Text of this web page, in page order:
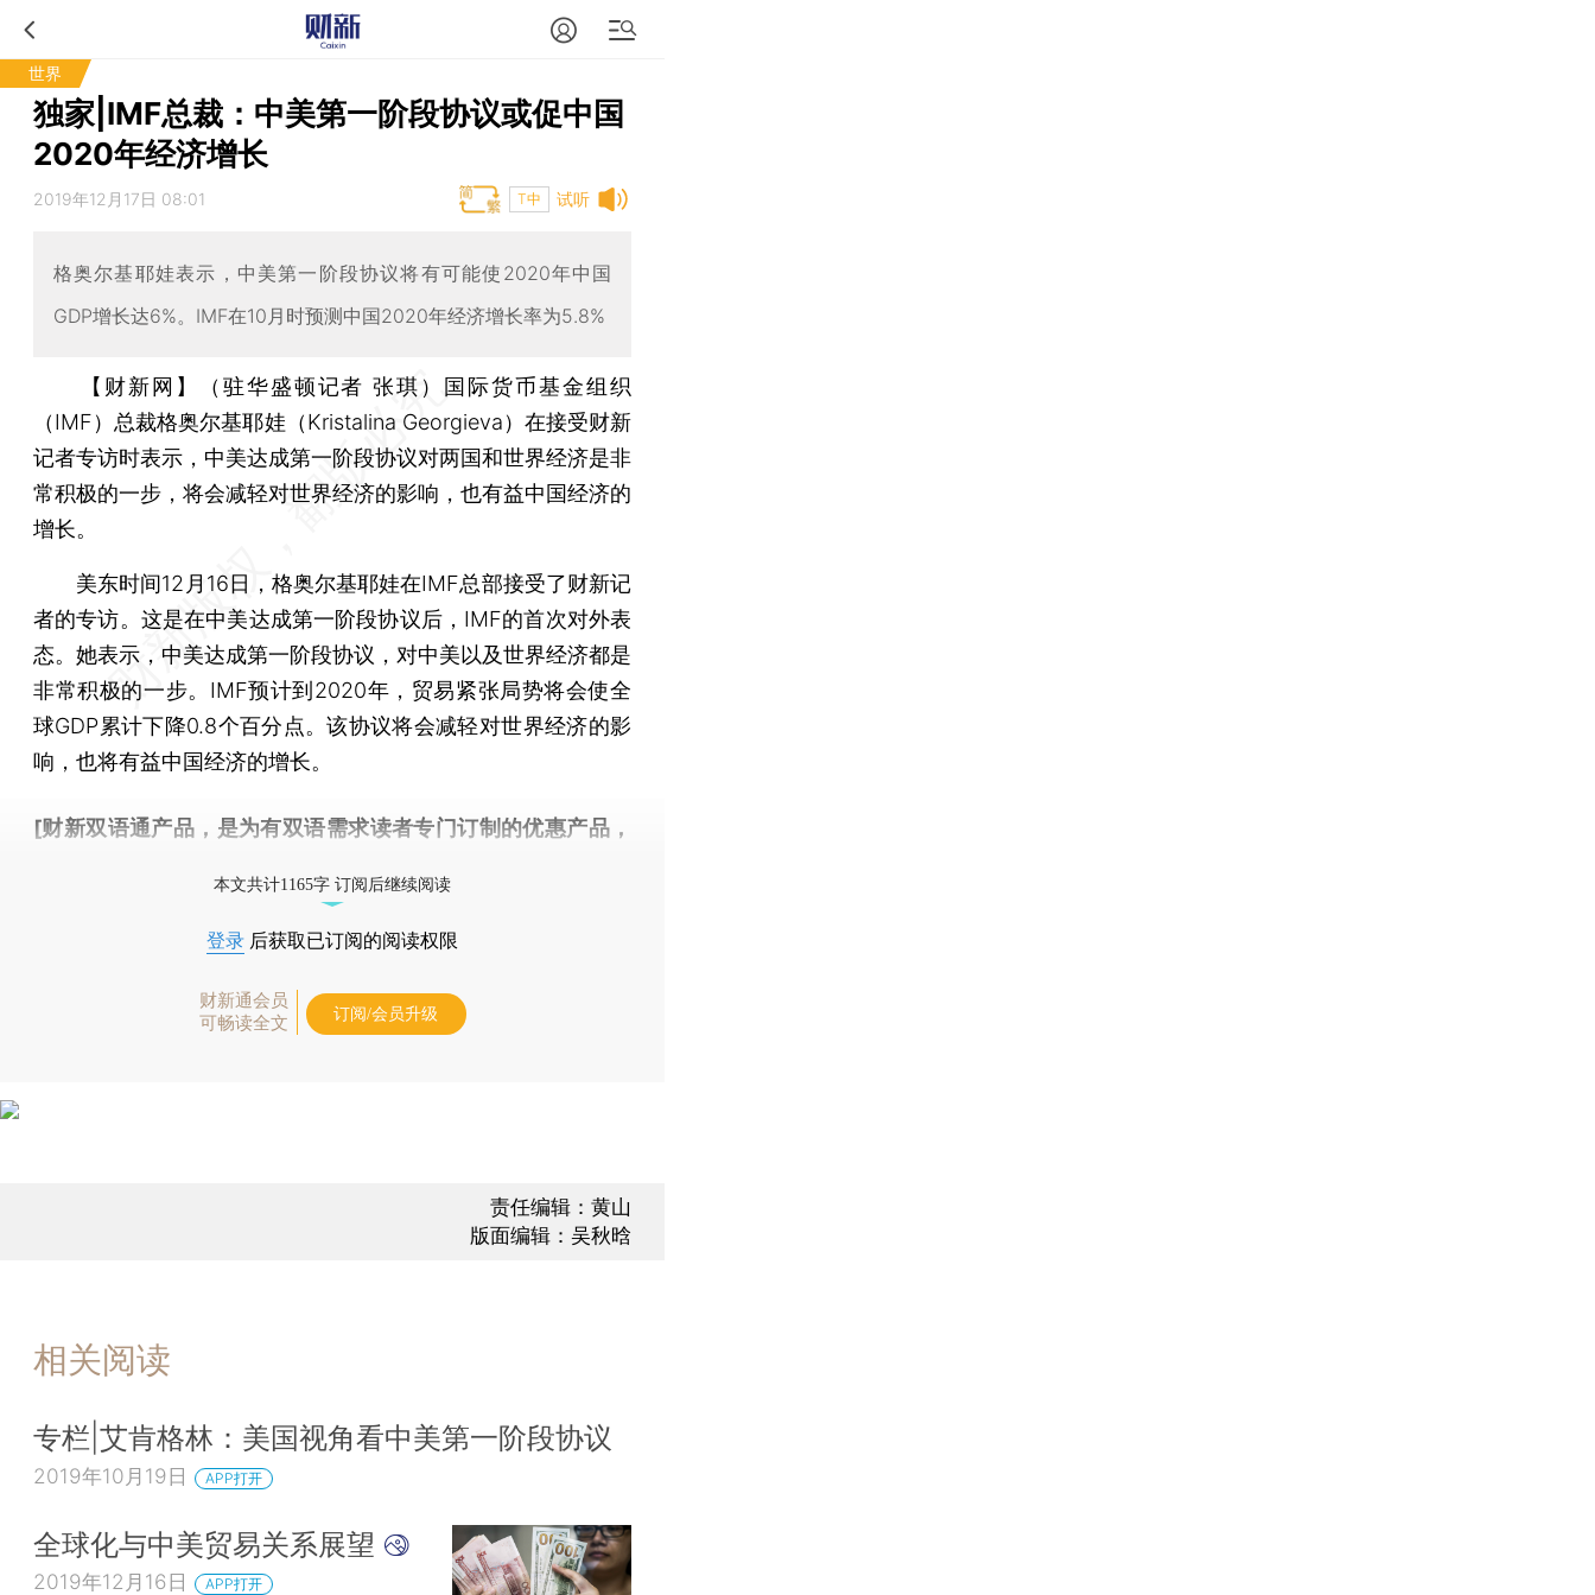
世界
独家|IMF总裁：中美第一阶段协议或促中国
2020年经济增长
试听
2019年12月17日 08:01 T中
格奥尔基耶娃表示，中美第一阶段协议将有可能使2020年中国
GDP增长达6%。IMF在10月时预测中国2020年经济增长率为5.8%
【财新网】（驻华盛顿记者 张琪） 国际货币基金组织
（IMF）总裁格奥尔基耶娃（Kristalina Georgieva）在接受财新
记者专访时表示，中美达成第一阶段协议对两国和世界经济是非
常积极的一步，将会减轻对世界经济的影响，也有益中国经济的
增长。
美东时间12月16日，格奥尔基耶娃在IMF总部接受了财新记
者的专访。这是在中美达成第一阶段协议后，IMF的首次对外表
态。她表示，中美达成第一阶段协议，对中美以及世界经济都是
非常积极的一步。IMF预计到2020年，贸易紧张局势将会使全
球GDP累计下降0.8个百分点。该协议将会减轻对世界经济的影
响，也将有益中国经济的增长。
[财新双语通产品，是为有双语需求读者专门订制的优惠产品，
本文共计1165字 订阅后继续阅读
登录 后获取已订阅的阅读权限
财新通会员
可畅读全文
订阅/会员升级
责任编辑：黄山
版面编辑：吴秋晗
相关阅读
专栏|艾肯格林：美国视角看中美第一阶段协议
2019年10月19日 APP打开
全球化与中美贸易关系展望
2019年12月16日 APP打开